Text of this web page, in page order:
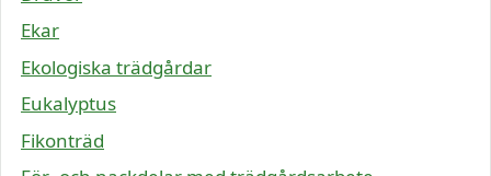
Ekar
Ekologiska trädgårdar
Eukalyptus
Fikonträd